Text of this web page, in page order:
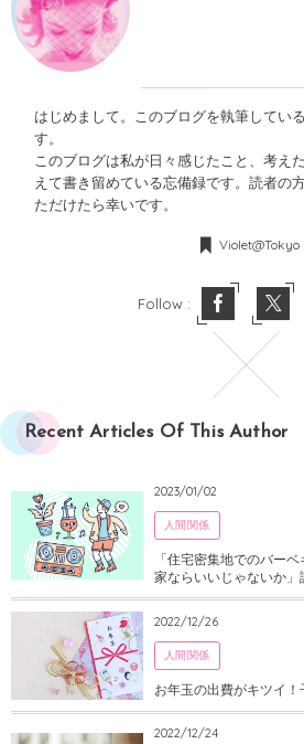
はじめまして。このブログを執筆してい
す。
このブログは私が日々感じたこと、考え
えて書き留めている忘備録です。読者の
ただけたら幸いです。
Violet@Tokyo
Follow :
Recent Articles Of This Author
2023/01/02
人間関係
「住宅密集地でのバー
家ならいいじゃないか」
2022/12/26
人間関係
お年玉の出費がキツイ
2022/12/24